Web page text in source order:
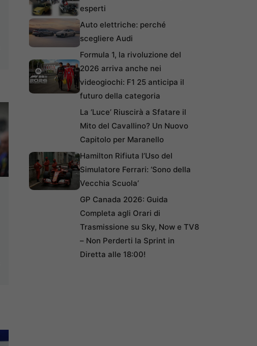
esperti
Auto elettriche: perché
scegliere Audi
Formula 1, la rivoluzione del
2026 arriva anche nei
videogiochi: F1 25 anticipa il
futuro della categoria
La ‘Luce’ Riuscirà a Sfatare il
Mito del Cavallino? Un Nuovo
Capitolo per Maranello
Hamilton Rifiuta l’Uso del
Simulatore Ferrari: ‘Sono della
Vecchia Scuola’
GP Canada 2026: Guida
Completa agli Orari di
Trasmissione su Sky, Now e TV8
– Non Perderti la Sprint in
Diretta alle 18:00!